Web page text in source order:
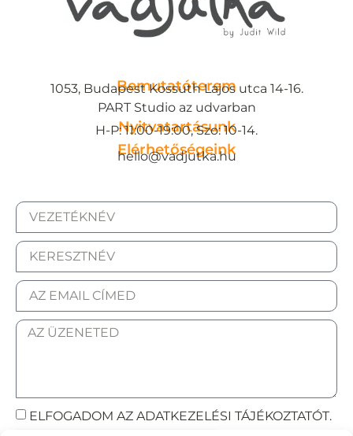
Bemutatóterem
1053, Budapest Kossuth Lajos utca 14-16.
PART Studio az udvarban
Nyitvatartásunk
H-P: 11:00-19:00, Szo: 10-14.
Elérhetőségeink
hello@vadjutka.hu
ELFOGADOM AZ ADATKEZELÉSI TÁJÉKOZTATÓT.